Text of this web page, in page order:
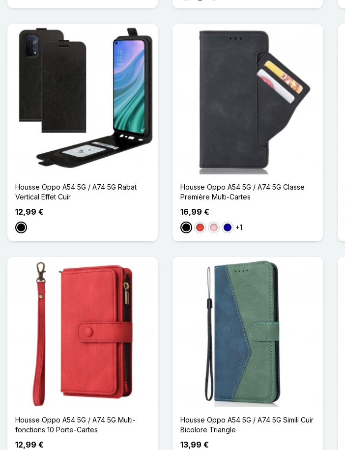
Housse Oppo A54 5G / A74 5G Rabat
Vertical Effet Cuir
12,99 €
Noir
Housse Oppo A54 5G / A74 5G Classe
Première Multi-Cartes
16,99 €
NoirRougeRoseBleu Foncé
+1
Housse Oppo A54 5G / A74 5G Multi-
fonctions 10 Porte-Cartes
12,99 €
Housse Oppo A54 5G / A74 5G Simili Cuir
Bicolore Triangle
13,99 €